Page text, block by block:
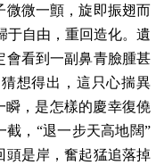
微微一顫，旋即振翅而
于自由，重回造化。遺
會看到一副鼻青臉腫甚
想得出，這只心揣異
瞬，是怎樣的慶幸復僥
截，“退一步天高地闊”
頭是岸，奮起猛追落掉